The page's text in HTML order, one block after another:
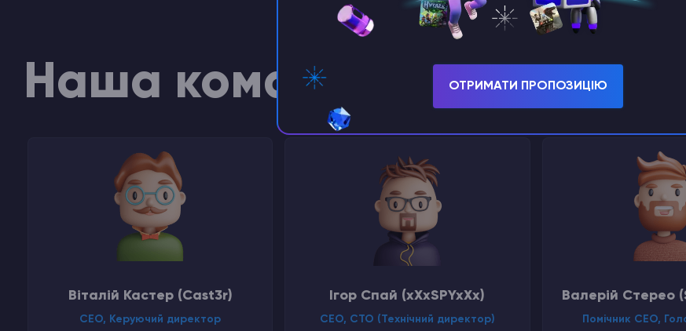
Наша команда
Віталій Кастер (Cast3r)
СЕО, Керуючий директор
Ігор Спай (xXxSPYxXx)
CEO, СTO (Технічний директор)
Валерій Стерео
Помічник СЕО,
ОТРИМАТИ ПРОПОЗИЦІЮ